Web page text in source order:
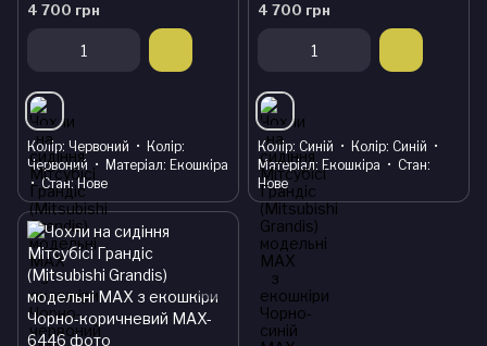
4 700 грн
Колір Червоний
Колір
Червоний
Матеріал Екошкіра
Стан Нове
4 700 грн
Колір Синій Колір Синій
Матеріал Екошкіра
Стан
Нове